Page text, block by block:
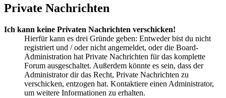
Private Nachrichten
Ich kann keine Privaten Nachrichten verschicken!
Hierfür kann es drei Gründe geben: Entweder bist du nicht
registriert und / oder nicht angemeldet, oder die Board-
Administration hat Private Nachrichten für das komplette
Forum ausgeschaltet. Außerdem könnte es sein, dass der
Administrator dir das Recht, Private Nachrichten zu
verschicken, entzogen hat. Kontaktiere einen Administrator,
um weitere Informationen zu erhalten.